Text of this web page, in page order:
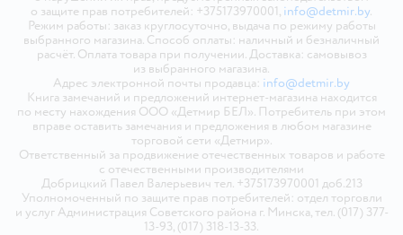
о защите прав потребителей: +375173970001, info@detmir.by.
Режим работы: заказ круглосуточно, выдача по режиму работы
выбранного магазина. Способ оплаты: наличный и безналичный
расчёт. Оплата товара при получении. Доставка: самовывоз
из выбранного магазина.
Адрес электронной почты продавца: info@detmir.by
Книга замечаний и предложений интернет-магазина находится
по месту нахождения ООО «Детмир БЕЛ». Потребитель при этом
вправе оставить замечания и предложения в любом магазине
торговой сети «Детмир».
Ответственный за продвижение отечественных товаров и работе
с отечественными производителями
Добрицкий Павел Валерьевич тел. +375173970001 доб.213
Уполномоченный по защите прав потребителей: отдел торговли
и услуг Администрация Советского района г. Минска, тел. (017) 377-
13-93, (017) 318-13-33.